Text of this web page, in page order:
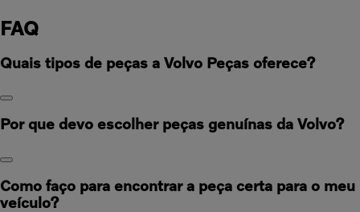
FAQ
Quais tipos de peças a Volvo Peças oferece?
Por que devo escolher peças genuínas da Volvo?
Como faço para encontrar a peça certa para o meu
veículo?